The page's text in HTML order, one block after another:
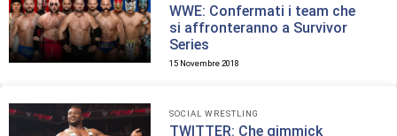
WWE: Confermati i team che
si affronteranno a Survivor
Series
15 Novembre 2018
SOCIAL WRESTLING
TWITTER: Che gimmick